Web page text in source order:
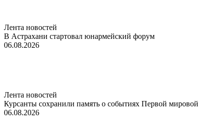
Лента новостей
В Астрахани стартовал юнармейский форум
06.08.2026
Лента новостей
Курсанты сохранили память о событиях Первой мировой
06.08.2026